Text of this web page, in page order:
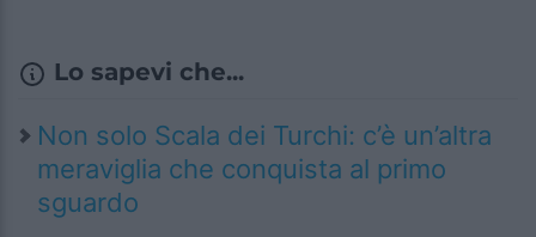
Lo sapevi che...
Non solo Scala dei Turchi: c’è un’altra
meraviglia che conquista al primo
sguardo